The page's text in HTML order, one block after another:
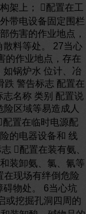
架上； 配置在工
带电设备固定围栏
伤害的作业地点，
散料等处。 27当心
的作业地点，存在
如锅炉水 位计、冶
跌 警告标志 配置在
名称 类别 配置说
区域等易造成人
配置在临时电源配
的电器设备和 线
配置在装有氨、
装卸氨、氯、氰等
在现场有绊倒危险
物处。 6当心坑
或挖掘孔洞四周的